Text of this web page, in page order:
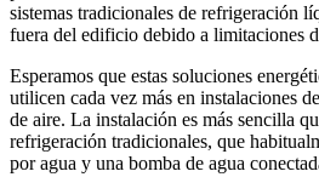
sistemas tradicionales de refrigeración
fuera del edificio debido a limitaciones
Esperamos que estas soluciones
utilicen cada vez más en instalaciones
de aire. La instalación es más sencilla
refrigeración tradicionales, que
por agua y una bomba de agua